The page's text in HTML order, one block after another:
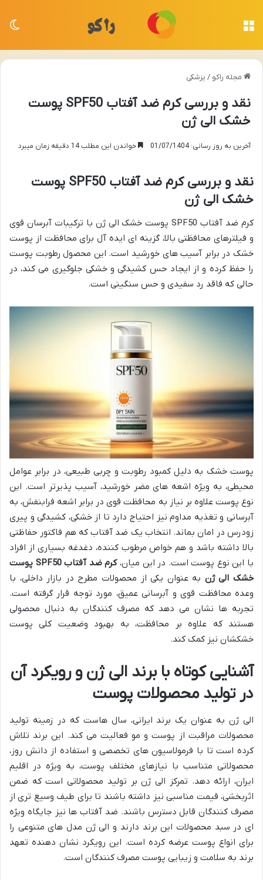
مجله راکو / پزشکی
نقد و بررسی کرم ضد آفتاب SPF50 پوست
خشک الی ژن
آخرین به روز رسانی: 01/07/1404 خواندن این مطلب 14 دقیقه زمان میبرد
نقد و بررسی کرم ضد آفتاب SPF50 پوست
خشک الی ژن
کرم ضد آفتاب SPF50 پوست خشک الی ژن با ترکیبات آبرسان قوی
و فیلترهای محافظتی بالا، گزینه ای ایده آل برای محافظت از پوست
خشک در برابر آسیب های خورشید است. این محصول رطوبت پوست
را حفظ کرده و از ایجاد حس کشیدگی و خشکی جلوگیری می کند، در
حالی که فاقد رد سفیدی و حس سنگینی است.
پوست خشک به دلیل کمبود رطوبت و چربی طبیعی، در برابر عوامل
محیطی، به ویژه اشعه های مضر خورشید، آسیب پذیرتر است. این
نوع پوست علاوه بر نیاز به محافظت قوی در برابر اشعه فرابنفش، به
آبرسانی و تغذیه مداوم نیز احتیاج دارد تا از خشکی، کشیدگی و پیری
زودرس در امان بماند. انتخاب یک ضد آفتاب که هم فاکتور حفاظتی
بالا داشته باشد و هم خواص مرطوب کننده، دغدغه بسیاری از افراد
با این نوع پوست است. در این میان،
کرم ضد آفتاب SPF50 پوست
خشک الی ژن به عنوان یکی از محصولات مطرح در بازار داخلی، با
وعده محافظت قوی و آبرسانی عمیق، مورد توجه قرار گرفته است.
تجربه ها نشان می دهد که مصرف کنندگان به دنبال محصولی
هستند که علاوه بر محافظت، به بهبود وضعیت کلی پوست
خشکشان نیز کمک کند.
آشنایی کوتاه با برند الی ژن و رویکرد آن
در تولید محصولات پوست
الی ژن به عنوان یک برند ایرانی، سال هاست که در زمینه تولید
محصولات مراقبت از پوست و مو فعالیت می کند. این برند تلاش
کرده است تا با فرمولاسیون های تخصصی و استفاده از دانش روز،
محصولاتی متناسب با نیازهای مختلف پوست، به ویژه در اقلیم
ایران، ارائه دهد. تمرکز الی ژن بر تولید محصولاتی است که ضمن
اثربخشی، قیمت مناسبی نیز داشته باشند تا برای طیف وسیع تری از
مصرف کنندگان قابل دسترس باشند. ضد آفتاب ها نیز جایگاه ویژه
ای در سبد محصولات این برند دارند و الی ژن مدل های متنوعی را
برای انواع پوست عرضه کرده است. این رویکرد نشان دهنده تعهد
برند به سلامت و زیبایی پوست مصرف کنندگان است.